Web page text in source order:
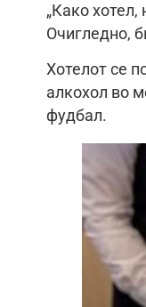
„Како
Очигледно,
Хотелот се
алкохол во
фудбал.